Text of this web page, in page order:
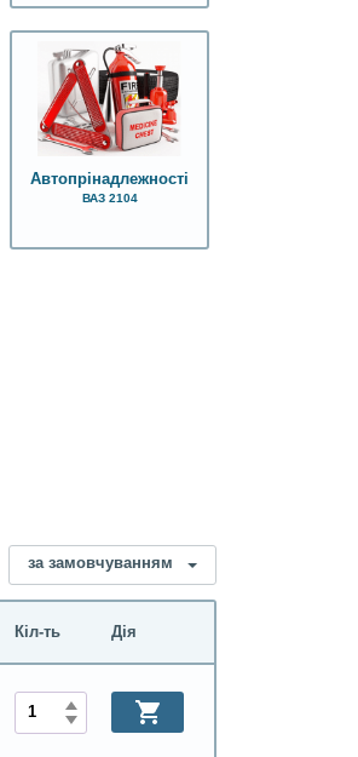
Автопрінадлежності
ВАЗ 2104
за замовчуванням
Кіл-ть Дія